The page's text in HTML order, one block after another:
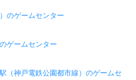
のゲームセンター
ゲームセンター
（神戸電鉄公園都市線）のゲームセ